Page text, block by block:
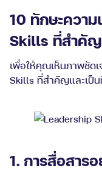
10 ทักษะควา
Skills ที่สำคัญ
เพื่อให้คุณเห็นภาพชัด
Skills ที่สำคัญและเป็
1. การสื่อสาร